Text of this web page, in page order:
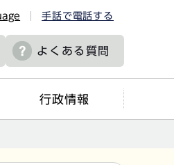
手話で電話する
よくある質問
行政情報